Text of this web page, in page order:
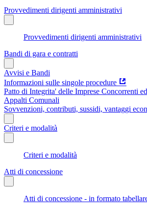
Provvedimenti dirigenti amministrativi
Provvedimenti dirigenti amministrativi
Bandi di gara e contratti
Avvisi e Bandi
Informazioni sulle singole procedure
Patto di Integrita' delle Imprese Concorrenti
Appalti Comunali
Sovvenzioni, contributi, sussidi, vantaggi
Criteri e modalità
Criteri e modalità
Atti di concessione
Atti di concessione - in formato